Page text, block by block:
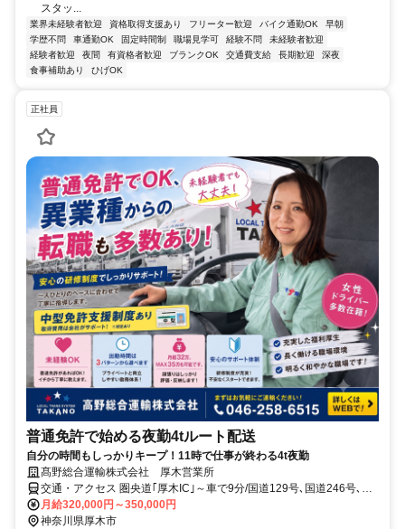
スタッ...
業界未経験者歓迎 資格取得支援あり フリーター歓迎 バイク通勤OK
早朝
学歴不問
車通勤OK 固定時間制 職場見学可 経験不問
未経験者歓迎
経験者歓迎
夜間 有資格者歓迎 ブランクOK 交通費支給 長期歓迎
深夜
食事補助あり
ひげOK
正社員
普通免許で始める夜勤4tルート配送
自分の時間もしっかりキープ！11時で仕事が終わる4t夜勤
髙野総合運輸株式会社 厚木営業所
交通・アクセス 圏央道｢厚木IC｣～車で9分/国道129号､国道246号､国
道412号からアクセス便利(車通勤OK)
月給320,000円～350,000円
神奈川県厚木市